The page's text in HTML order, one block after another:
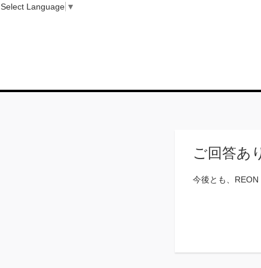
ご回答あ
今後とも、REON
Select Language ▼